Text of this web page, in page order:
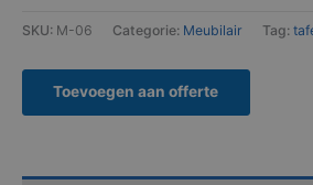
SKU: M-06 Categorie: Meubilair Tag:
Toevoegen aan offerte